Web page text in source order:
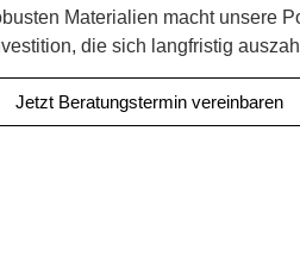
Materialien macht unsere
die sich langfristig
Jetzt Beratungstermin vereinbaren